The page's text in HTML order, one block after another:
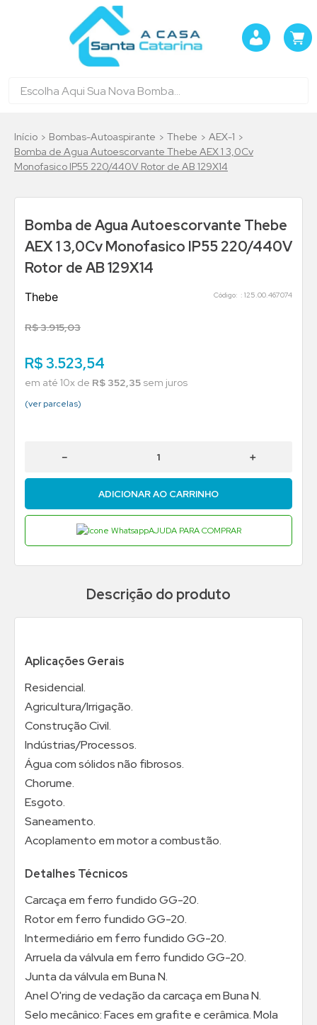
Bombas-Autoaspirante Thebe
AEX-1
Bomba de Agua Autoescorvante Thebe AEX 1 3,0Cv
Monofasico IP55 220/440V Rotor de AB 129X14
Bomba de Agua Autoescorvante Thebe
AEX 1 3,0Cv Monofasico IP55 220/440V
Rotor de AB 129X14
Thebe : 125.00.467074
R$3.915,03
R$3.523,54
em até 10x de R$ 352,35 sem juros
(ver parcelas)
＋
－
ADICIONAR AO CARRINHO
AJUDA PARA COMPRAR
Descrição do produto
Aplicações Gerais
Residencial.
Agricultura/Irrigação.
Construção Civil.
Indústrias/Processos.
Água com sólidos não fibrosos.
Chorume.
Esgoto.
Saneamento.
Acoplamento em motor a combustão.
Detalhes Técnicos
Carcaça em ferro fundido GG-20.
Rotor em ferro fundido GG-20.
Intermediário em ferro fundido GG-20.
Arruela da válvula em ferro fundido GG-20.
Junta da válvula em Buna N.
Anel O'ring de vedação da carcaça em Buna N.
Selo mecânico: Faces em grafite e cerâmica. Mola